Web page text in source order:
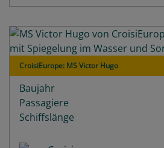
CroisiEurope: MS Victor Hugo
Baujahr
Passagiere
Schiffslänge